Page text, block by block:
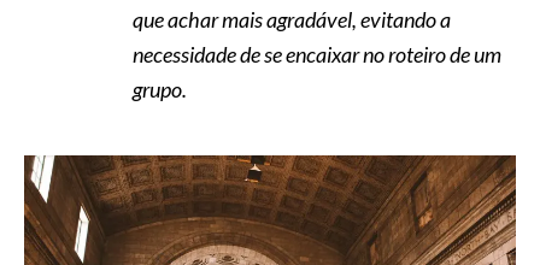
que achar mais agradável, evitando a
necessidade de se encaixar no roteiro de um
grupo.